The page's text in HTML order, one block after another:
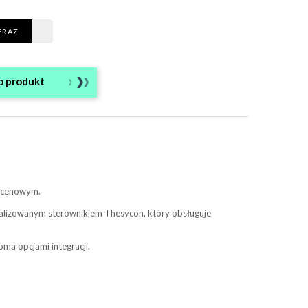
produkt
sterownikiem Thesycon, który obsługuje
opcjami integracji.